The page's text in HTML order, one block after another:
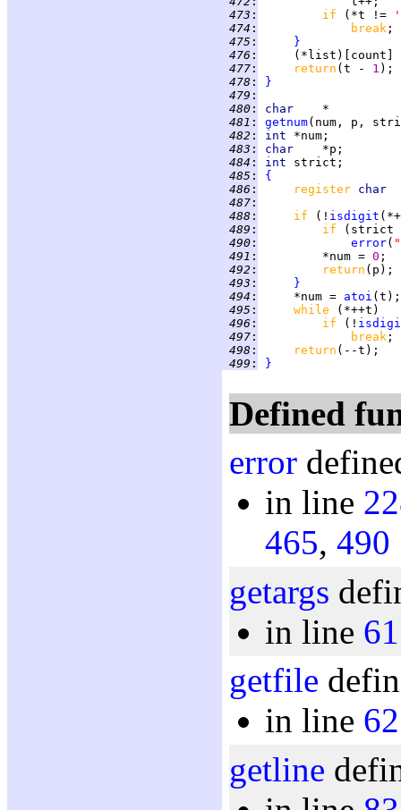
473 : if (*t !=
474 : break
475 :
}
476 :
477 : return (t - 1
478 :
}
479 :
480 : char
481 : getnum(num, p,
482 : int
483 : char
484 : int
485 :
{
486 : register
487 :
488 : if (! isdigit
489 : if
(strict
490 : error(
491 :
         *num =
0
492 : return
493 :
}
494 :
     *num =
atoi
495 : while
496 : if (!
497 : break
498 : return
499 : }
Defined
error
in line
465, 490
getargs
in line 61
getfile
in line 62
getline